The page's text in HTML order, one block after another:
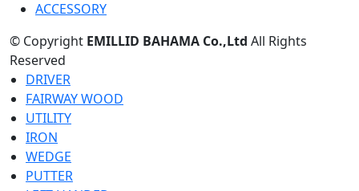
ACCESSORY
© Copyright EMILLID BAHAMA Co.,Ltd All Rights
Reserved
DRIVER
FAIRWAY WOOD
UTILITY
IRON
WEDGE
PUTTER